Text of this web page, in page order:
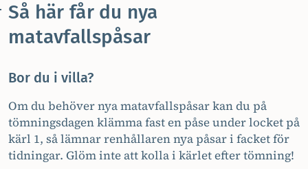
Så här får du nya
matavfallspåsar
Bor du i villa?
Om du behöver nya matavfallspåsar kan du på
tömningsdagen klämma fast en påse under locket på
kärl 1, så lämnar renhållaren nya påsar i facket för
tidningar. Glöm inte att kolla i kärlet efter tömning!